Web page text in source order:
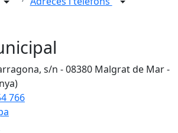
s/n - 08380 Malgrat de Mar -
766